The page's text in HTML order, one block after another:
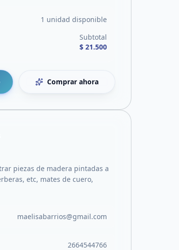
1 unidad disponible
Subtotal
$ 21.500
Comprar ahora
piezas de madera pintadas a
etc, mates de cuero,
maelisabarrios@gmail.com
2664544766